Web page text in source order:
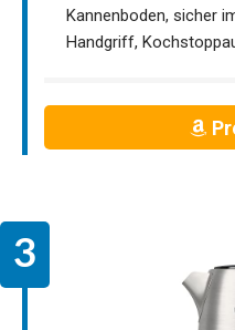
Kannenboden, sicher
Handgriff,